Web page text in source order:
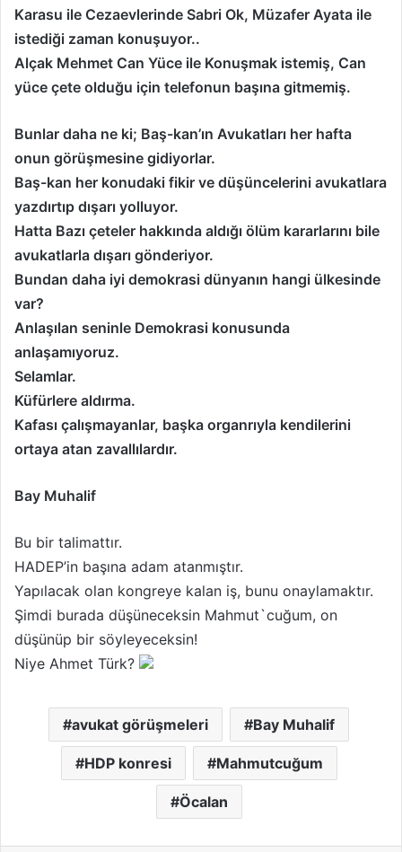
Karasu ile Cezaevlerinde Sabri Ok, Müzafer Ayata ile
istediği zaman konuşuyor..
Alçak Mehmet Can Yüce ile Konuşmak istemiş, Can
yüce çete olduğu için telefonun başına gitmemiş.
Bunlar daha ne ki; Baş-kan’ın Avukatları her hafta
onun görüşmesine gidiyorlar.
Baş-kan her konudaki fikir ve düşüncelerini avukatlara
yazdırtıp dışarı yolluyor.
Hatta Bazı çeteler hakkında aldığı ölüm kararlarını bile
avukatlarla dışarı gönderiyor.
Bundan daha iyi demokrasi dünyanın hangi ülkesinde
var?
Anlaşılan seninle Demokrasi konusunda
anlaşamıyoruz.
Selamlar.
Küfürlere aldırma.
Kafası çalışmayanlar, başka organrıyla kendilerini
ortaya atan zavallılardır.
Bay Muhalif
Bu bir talimattır.
HADEP’in başına adam atanmıştır.
Yapılacak olan kongreye kalan iş, bunu onaylamaktır.
Şimdi burada düşüneceksin Mahmut`cuğum, on
düşünüp bir söyleyeceksin!
Niye Ahmet Türk?
avukat görüşmeleri Bay Muhalif
HDP konresi Mahmutcuğum
Öcalan